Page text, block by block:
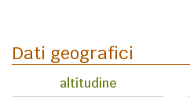
Dati geografici
altitudine